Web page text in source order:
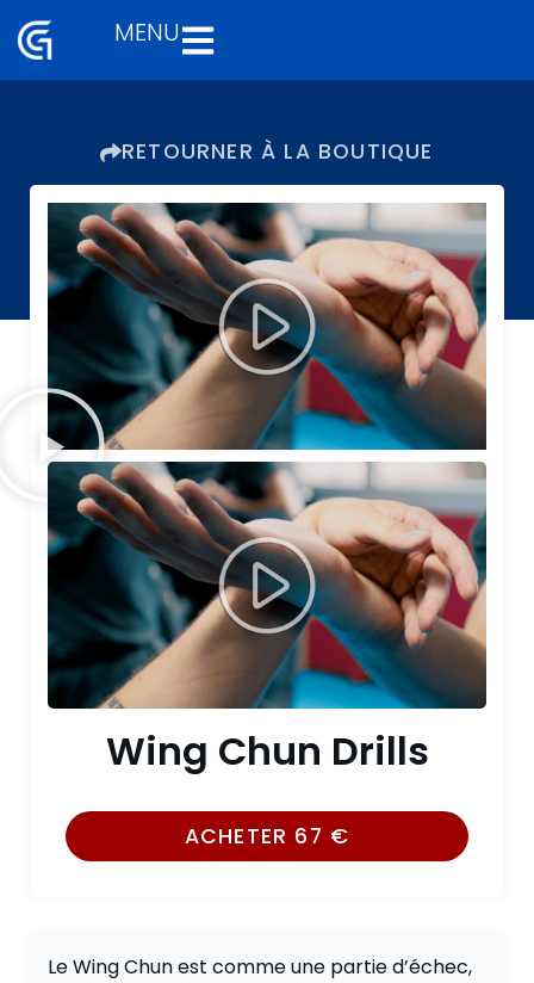
Aller
MENU
RETOURNER À LA BOUTIQUE
Wing Chun Drills
ACHETER 67 €
Le Wing Chun est comme une partie d’échec,